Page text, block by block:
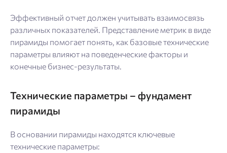
Эффективный отчет должен учитывать взаимосвязь
различных показателей. Представление метрик в виде
пирамиды помогает понять, как базовые технические
параметры влияют на поведенческие факторы и
конечные бизнес-результаты.
Технические параметры – фундамент
пирамиды
В основании пирамиды находятся ключевые
технические параметры: